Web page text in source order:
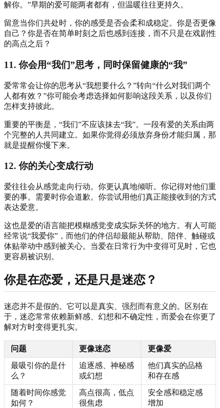
解你。”早期的爱可能两者都有，但温暖往往更持久。
留意当你们共处时，你的感受是否会柔和成稳定。你是否更像
自己？你是否在简单时刻之后也感到连接，而不只是在戏剧性
的高点之后？
11. 你会用“我们”思考，同时保留健康的“我”
爱常常会让你的思考从“我想要什么？”转向“什么对我们两个
人都有效？”你可能会考虑选择如何影响这段关系，以及你们
怎样支持彼此。
重要的平衡是，“我们”不应该抹去“我”。一段有爱的关系由两
个完整的人共同建立。如果你觉得必须放弃身份才能归属，那
就是提醒你慢下来。
12. 你的关心变成行动
爱往往会从感觉走向行动。你更认真地倾听。你记得对他们重
要的事。需要时你会道歉。你尝试用他们真正能接收到的方式
表达爱意。
这也是爱的语言能把模糊感觉变成实际关怀的地方。有人可能
经常说“我爱你”，而他们的伴侣却最能从帮助、陪伴、触碰或
体贴举动中感到被关心。当爱在日常行为中变得可见时，它也
更容易被识别。
你是在恋爱，还是只是迷恋？
迷恋并不是假的。它可以是真实、强烈而有意义的。区别在
于，迷恋常常依赖新鲜感、幻想和不确定性，而爱会在你更了
解对方时变得更扎实。
问题 更像迷恋
更像爱
最吸引你的是什
么？
追逐感、神秘感
或幻想
他们真实的品格
和存在感
随着时间你感觉
如何？
高点很高，低点
很焦虑
安全感和稳定感
增加